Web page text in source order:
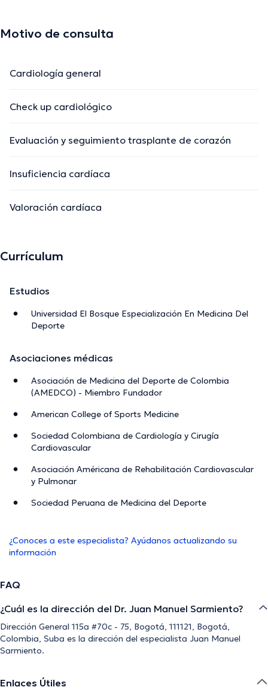
Motivo de consulta
Cardiología general
Check up cardiológico
Evaluación y seguimiento trasplante de corazón
Insuficiencia cardíaca
Valoración cardíaca
Currículum
Estudios
Universidad El Bosque Especialización En Medicina Del
Deporte
Asociaciones médicas
Asociación de Medicina del Deporte de Colombia
(AMEDCO) - Miembro Fundador
American College of Sports Medicine
Sociedad Colombiana de Cardiología y Cirugía
Cardiovascular
Asociación Américana de Rehabilitación Cardiovascular
y Pulmonar
Sociedad Peruana de Medicina del Deporte
¿Conoces a este especialista? Ayúdanos actualizando su
información
FAQ
¿Cuál es la dirección del Dr. Juan Manuel Sarmiento?
Dirección General 115a #70c - 75, Bogotá, 111121, Bogotá,
Colombia, Suba es la dirección del especialista Juan Manuel
Sarmiento.
Enlaces Útiles